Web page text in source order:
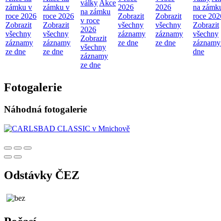
zámku v
roce 2026
Zobrazit
všechny
záznamy
ze dne
zámku v
roce 2026
Zobrazit
všechny
záznamy
ze dne
války Akce
na zámku
v roce
2026
Zobrazit
všechny
záznamy
ze dne
2026
Zobrazit
všechny
záznamy
ze dne
2026
Zobrazit
všechny
záznamy
ze dne
na
roce
Zobrazit
všechny
dne
Fotogalerie
Náhodná fotogalerie
Odstávky ČEZ